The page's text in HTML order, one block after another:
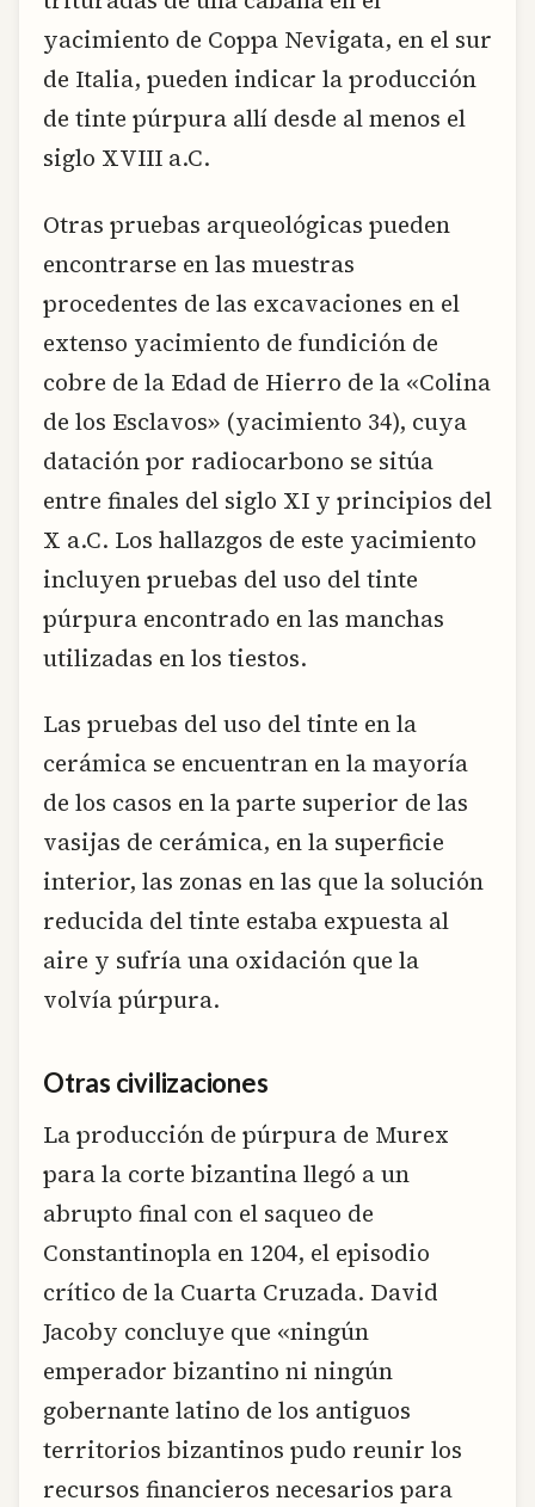
yacimiento de Coppa Nevigata, en el sur
de Italia, pueden indicar la producción
de tinte púrpura allí desde al menos el
siglo XVIII a.C.
Otras pruebas arqueológicas pueden
encontrarse en las muestras
procedentes de las excavaciones en el
extenso yacimiento de fundición de
cobre de la Edad de Hierro de la «Colina
de los Esclavos» (yacimiento 34), cuya
datación por radiocarbono se sitúa
entre finales del siglo XI y principios del
X a.C. Los hallazgos de este yacimiento
incluyen pruebas del uso del tinte
púrpura encontrado en las manchas
utilizadas en los tiestos.
Las pruebas del uso del tinte en la
cerámica se encuentran en la mayoría
de los casos en la parte superior de las
vasijas de cerámica, en la superficie
interior, las zonas en las que la solución
reducida del tinte estaba expuesta al
aire y sufría una oxidación que la
volvía púrpura.
Otras civilizaciones
La producción de púrpura de Murex
para la corte bizantina llegó a un
abrupto final con el saqueo de
Constantinopla en 1204, el episodio
crítico de la Cuarta Cruzada. David
Jacoby concluye que «ningún
emperador bizantino ni ningún
gobernante latino de los antiguos
territorios bizantinos pudo reunir los
recursos financieros necesarios para